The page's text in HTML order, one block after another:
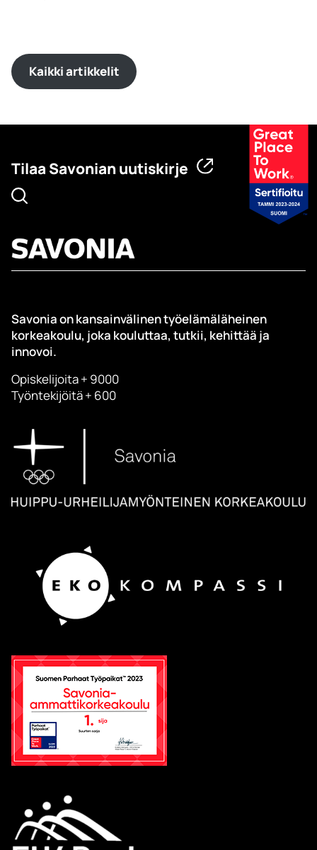
Kaikki artikkelit
Tilaa Savonian uutiskirje
Savonia on kansainvälinen työelämäläheinen
korkeakoulu, joka kouluttaa, tutkii, kehittää ja
innovoi.
Opiskelijoita + 9000
Työntekijöitä + 600